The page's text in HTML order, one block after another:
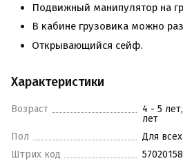
Подвижный манипулятор на
В кабине грузовика можно
Открывающийся сейф.
Характеристики
Возраст
4 - 5
лет
Пол
Для всех
Штрих код